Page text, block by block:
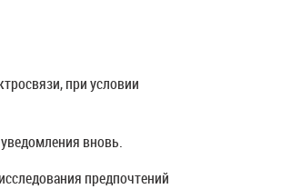
при условии
вновь.
предпочтений